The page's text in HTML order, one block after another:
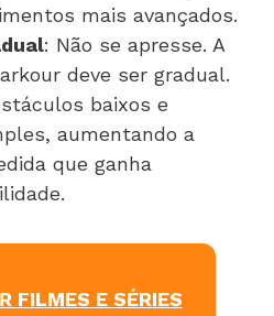
mais avançados.
: Não se apresse. A
deve ser gradual.
baixos e
aumentando a
que ganha
FILMES E SÉRIES